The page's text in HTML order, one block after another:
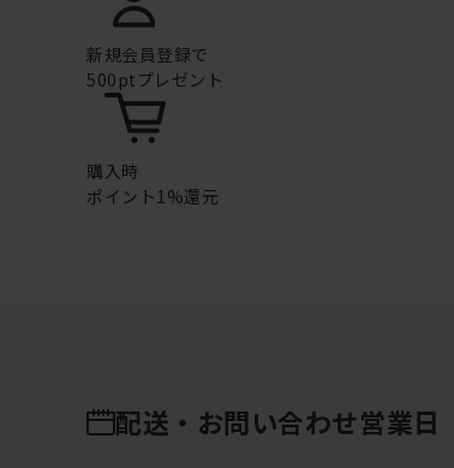
新規会員登録で
500ptプレゼント
購入時
ポイント1%還元
配送・お問い合わせ営業日